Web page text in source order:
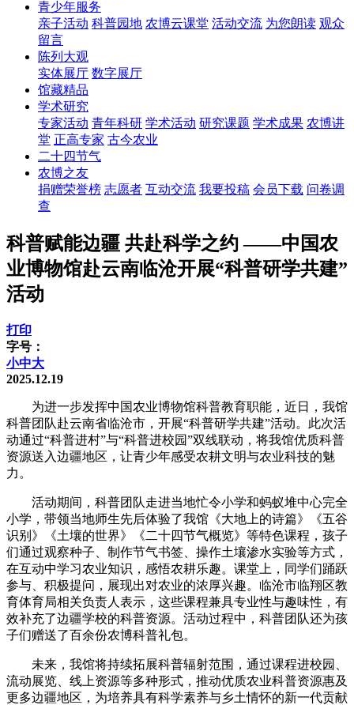
青少年服务
亲子活动 科普园地 农博云课堂 活动交流 为您朗读 观众
留言
陈列大观
实体展厅 数字展厅
馆藏精品
学术研究
专家活动 青年科研 学术活动 研究课题 学术成果 农博讲
堂 正高专家 古今农业
二十四节气
农博之友
捐赠荣誉榜 志愿者 互动交流 我要投稿 会员下载 问卷调
查
科普赋能边疆 共赴科学之约 ——中国农
业博物馆赴云南临沧开展“科普研学共建”
活动
打印
字号：
小中大
2025.12.19
为进一步发挥中国农业博物馆科普教育职能，近日，我馆
科普团队赴云南省临沧市，开展“科普研学共建”活动。此次活
动通过“科普进村”与“科普进校园”双线联动，将我馆优质科普
资源送入边疆地区，让青少年感受农耕文明与农业科技的魅
力。
活动期间，科普团队走进当地忙令小学和蚂蚁堆中心完全
小学，带领当地师生先后体验了我馆《大地上的诗篇》《五谷
识别》《土壤的世界》《二十四节气概览》等特色课程，孩子
们通过观察种子、制作节气书签、操作土壤渗水实验等方式，
在互动中学习农业知识，感悟农耕乐趣。课堂上，同学们踊跃
参与、积极提问，展现出对农业的浓厚兴趣。临沧市临翔区教
育体育局相关负责人表示，这些课程兼具专业性与趣味性，有
效补充了边疆学校的科普资源。活动过程中，科普团队还为孩
子们赠送了百余份农博科普礼包。
未来，我馆将持续拓展科普辐射范围，通过课程进校园、
流动展览、线上资源等多种形式，推动优质农业科普资源惠及
更多边疆地区，为培养具有科学素养与乡土情怀的新一代贡献